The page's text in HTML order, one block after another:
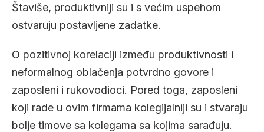
Štaviše, produktivniji su i s većim uspehom
ostvaruju postavljene zadatke.
O pozitivnoj korelaciji između produktivnosti i
neformalnog oblačenja potvrdno govore i
zaposleni i rukovodioci. Pored toga, zaposleni
koji rade u ovim firmama kolegijalniji su i stvaraju
bolje timove sa kolegama sa kojima sarađuju.